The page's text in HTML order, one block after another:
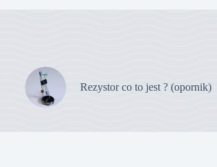
Rezystor co to jest ? (opornik)